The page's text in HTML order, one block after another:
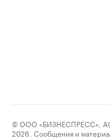
© ООО «БИЗНЕСПРЕСС»,
2026. Сообщения и